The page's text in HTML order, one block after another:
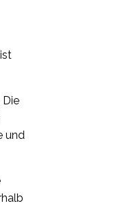
Die
und